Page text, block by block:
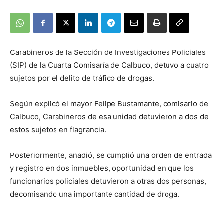
Carabineros de la Sección de Investigaciones Policiales
(SIP) de la Cuarta Comisaría de Calbuco, detuvo a cuatro
sujetos por el delito de tráfico de drogas.
Según explicó el mayor Felipe Bustamante, comisario de
Calbuco, Carabineros de esa unidad detuvieron a dos de
estos sujetos en flagrancia.
Posteriormente, añadió, se cumplió una orden de entrada
y registro en dos inmuebles, oportunidad en que los
funcionarios policiales detuvieron a otras dos personas,
decomisando una importante cantidad de droga.